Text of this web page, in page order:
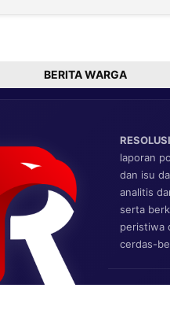
BERITA WARGA
laporan
dan isu
analitis
serta
peristiwa
cerdas-